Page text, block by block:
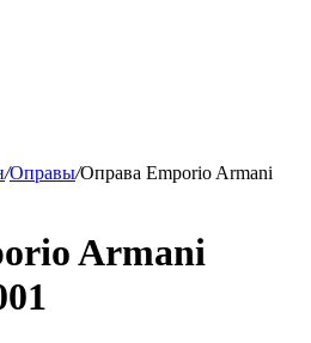
/Оправы/Оправа Emporio Armani
Armani